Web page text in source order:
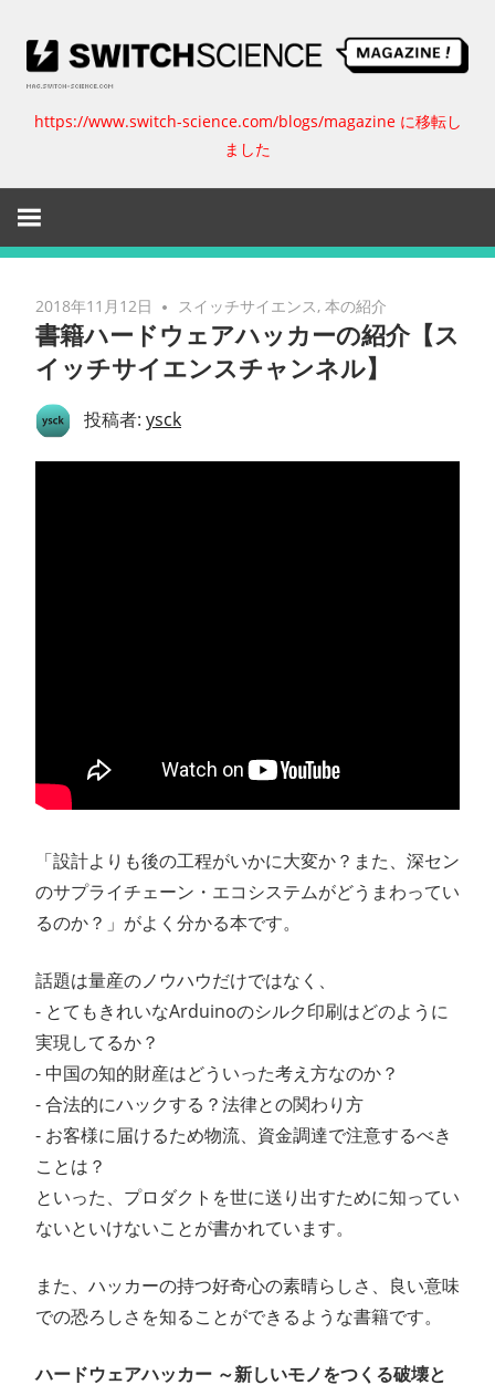
ッ
ス
イ
ッ
チ
サ
エ
ジ
ン
https://www.switch-science.com/blogs/magazine に移転し
ました
2018年11月12日 スイッチサイエンス,本の紹介
書籍ハードウェアハッカーの紹介【ス
イッチサイエンスチャンネル】
投稿者: ysck
「設計よりも後の工程がいかに大変か？また、深セン
のサプライチェーン・エコシステムがどうまわってい
るのか？」がよく分かる本です。
話題は量産のノウハウだけではなく、
- とてもきれいなArduinoのシルク印刷はどのように
実現してるか？
- 中国の知的財産はどういった考え方なのか？
- 合法的にハックする？法律との関わり方
- お客様に届けるため物流、資金調達で注意するべき
ことは？
といった、プロダクトを世に送り出すために知ってい
ないといけないことが書かれています。
また、ハッカーの持つ好奇心の素晴らしさ、良い意味
での恐ろしさを知ることができるような書籍です。
ハードウェアハッカー ～新しいモノをつくる破壊と